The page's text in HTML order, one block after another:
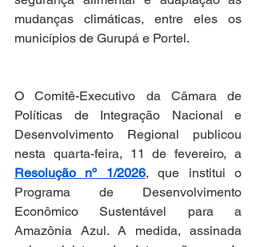
mudanças climáticas, entre eles os
municípios de Gurupá e Portel.
O Comitê-Executivo da Câmara de
Políticas de Integração Nacional e
Desenvolvimento Regional publicou
Resolução nº 1/2026, que institui o
Programa de Desenvolvimento
Econômico Sustentável para a
Amazônia Azul. A medida, assinada